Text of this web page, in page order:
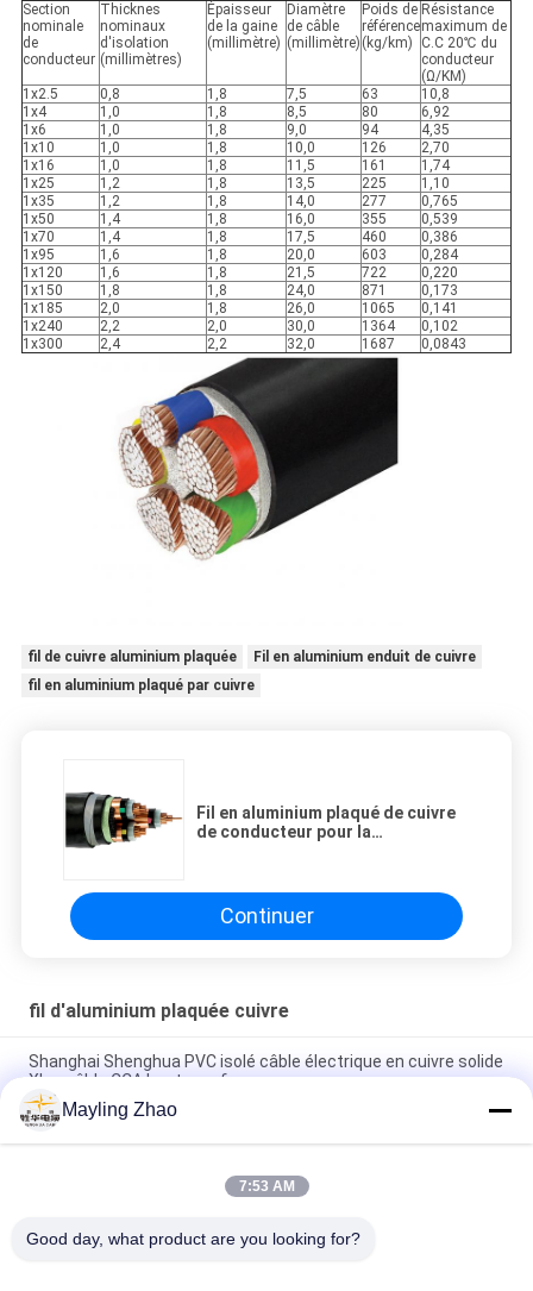
Section
nominale
de
conducteur
Thicknes
nominaux
d'isolation
(millimètres)
Épaisseur
de la gaine
(millimètre)
Diamètre
de câble
(millimètre)
Poids de
référence
(kg/km)
Résistance
maximum de
C.C 20℃ du
conducteur
(Ω/KM)
1x2.5
0,8 1,8 7,5 63
10,8
1x4
1,0 1,8 8,5 80
6,92
1x6
1,0 1,8 9,0 94
4,35
1x10
1,0 1,8 10,0 126
2,70
1x16
1,0 1,8 11,5 161
1,74
1x25
1,2 1,8 13,5 225
1,10
1x35
1,2 1,8 14,0 277
0,765
1x50
1,4 1,8 16,0 355
0,539
1x70
1,4 1,8 17,5 460
0,386
1x95
1,6 1,8 20,0 603
0,284
1x120
1,6 1,8 21,5 722
0,220
1x150
1,8 1,8 24,0 871
0,173
1x185
2,0 1,8 26,0 1065
0,141
1x240
2,2 2,0 30,0 1364
0,102
1x300
2,4 2,2 32,0 1687 0,0843
fil de cuivre aluminium plaquée
Fil en aluminium enduit de cuivre
fil en aluminium plaqué par cuivre
Fil en aluminium plaqué de cuivre
de conducteur pour la
Continuer
fil d'aluminium plaquée cuivre
Shanghai Shenghua PVC isolé câble électrique en cuivre solide
Xlpe câble CCA haute performance
Câble CCA de haute performance de fil en aluminium plaqué
de cuivre solide isolé par PVC
Fil de conducteur en aluminium plaqué de cuivre d'écran en
Mayling Zhao
7:53 AM
Good day, what product are you looking for?